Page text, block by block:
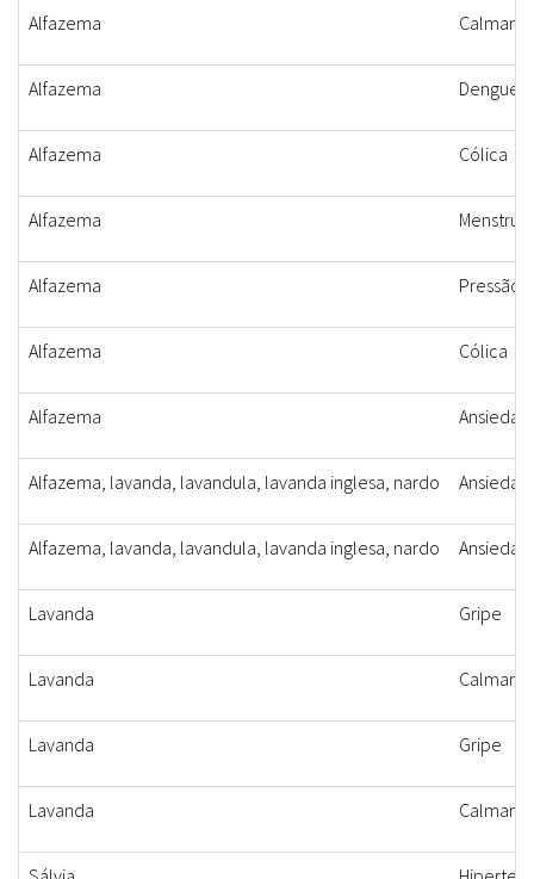
Alfazema
Alfazema Dengue,
Alfazema Cólica
Alfazema
Alfazema Pressão
Alfazema Cólica
Alfazema
Alfazema, lavanda, lavandula, lavanda inglesa, nardo
Alfazema, lavanda, lavandula, lavanda inglesa, nardo
Lavanda Gripe
Lavanda
Lavanda Gripe
Lavanda